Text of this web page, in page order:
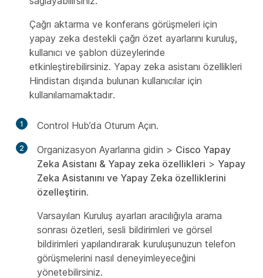
Çağrı aktarma ve konferans görüşmeleri için
yapay zeka destekli çağrı özet ayarlarını kuruluş,
kullanıcı ve şablon düzeylerinde
etkinleştirebilirsiniz. Yapay zeka asistanı özellikleri
Hindistan dışında bulunan kullanıcılar için
kullanılamamaktadır.
1 Control Hub’da Oturum Açın.
2 Organizasyon Ayarlarına gidin > Cisco Yapay
Zeka Asistanı & Yapay zeka özellikleri > Yapay
Zeka Asistanını ve Yapay Zeka özelliklerini
özelleştirin.
Varsayılan Kuruluş ayarları aracılığıyla arama
sonrası özetleri, sesli bildirimleri ve görsel
bildirimleri yapılandırarak kuruluşunuzun telefon
görüşmelerini nasıl deneyimleyeceğini
yönetebilirsiniz.